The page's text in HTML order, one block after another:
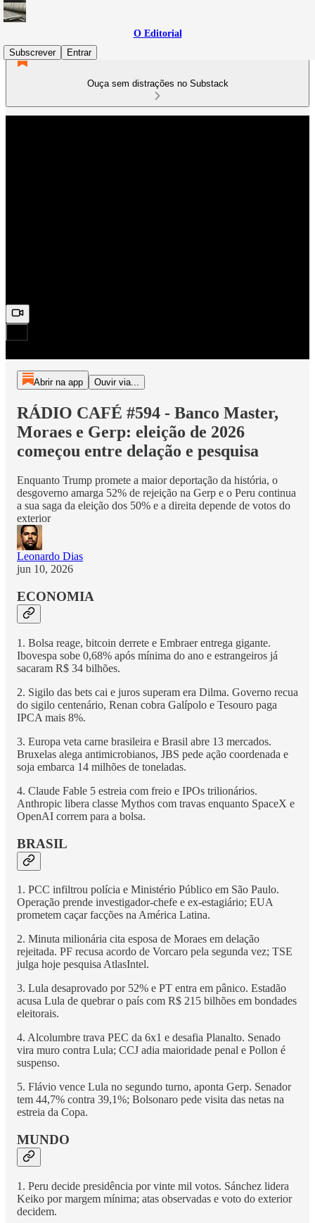
O Editorial
Subscrever
Entrar
Ouça sem distrações no Substack
Abrir na app Ouvir via...
RÁDIO CAFÉ #594 - Banco Master,
Moraes e Gerp: eleição de 2026
começou entre delação e pesquisa
Enquanto Trump promete a maior deportação da história, o
desgoverno amarga 52% de rejeição na Gerp e o Peru continua
a sua saga da eleição dos 50% e a direita depende de votos do
exterior
Leonardo Dias
jun 10, 2026
ECONOMIA
1. Bolsa reage, bitcoin derrete e Embraer entrega gigante.
Ibovespa sobe 0,68% após mínima do ano e estrangeiros já
sacaram R$ 34 bilhões.
2. Sigilo das bets cai e juros superam era Dilma. Governo recua
do sigilo centenário, Renan cobra Galípolo e Tesouro paga
IPCA mais 8%.
3. Europa veta carne brasileira e Brasil abre 13 mercados.
Bruxelas alega antimicrobianos, JBS pede ação coordenada e
soja embarca 14 milhões de toneladas.
4. Claude Fable 5 estreia com freio e IPOs trilionários.
Anthropic libera classe Mythos com travas enquanto SpaceX e
OpenAI correm para a bolsa.
BRASIL
1. PCC infiltrou polícia e Ministério Público em São Paulo.
Operação prende investigador-chefe e ex-estagiário; EUA
prometem caçar facções na América Latina.
2. Minuta milionária cita esposa de Moraes em delação
rejeitada. PF recusa acordo de Vorcaro pela segunda vez; TSE
julga hoje pesquisa AtlasIntel.
3. Lula desaprovado por 52% e PT entra em pânico. Estadão
acusa Lula de quebrar o país com R$ 215 bilhões em bondades
eleitorais.
4. Alcolumbre trava PEC da 6x1 e desafia Planalto. Senado
vira muro contra Lula; CCJ adia maioridade penal e Pollon é
suspenso.
5. Flávio vence Lula no segundo turno, aponta Gerp. Senador
tem 44,7% contra 39,1%; Bolsonaro pede visita das netas na
estreia da Copa.
MUNDO
1. Peru decide presidência por vinte mil votos. Sánchez lidera
Keiko por margem mínima; atas observadas e voto do exterior
decidem.